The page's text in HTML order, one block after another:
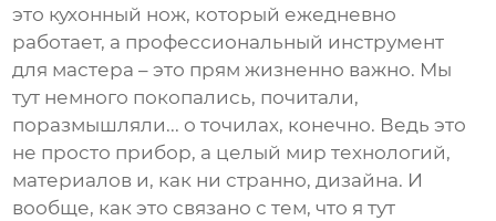
это кухонный нож, который ежедневно
работает, а профессиональный инструмент
для мастера – это прям жизненно важно. Мы
тут немного покопались, почитали,
поразмышляли... о точилах, конечно. Ведь это
не просто прибор, а целый мир технологий,
материалов и, как ни странно, дизайна. И
вообще, как это связано с тем, что я тут